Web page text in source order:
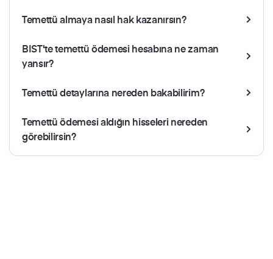
Temettü almaya nasıl hak kazanırsın?
BIST'te temettü ödemesi hesabına ne zaman
yansır?
Temettü detaylarına nereden bakabilirim?
Temettü ödemesi aldığın hisseleri nereden
görebilirsin?